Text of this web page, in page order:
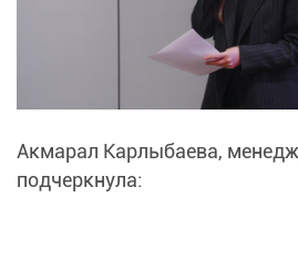
Акмарал Карлыбаева,
подчеркнула: